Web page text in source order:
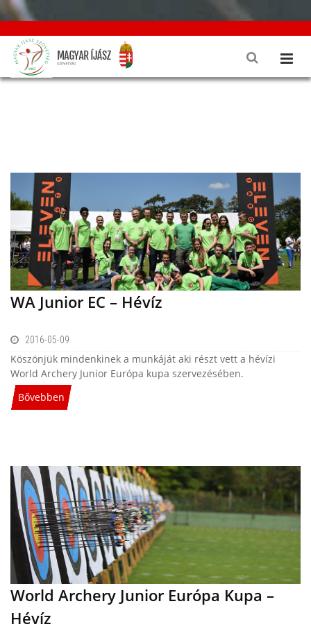
WA Junior EC – Hévíz
2016-05-09
Köszönjük mindenkinek a munkáját aki részt vett a hévízi
World Archery Junior Európa kupa szervezésében.
Bővebben
World Archery Junior Európa Kupa –
Hévíz